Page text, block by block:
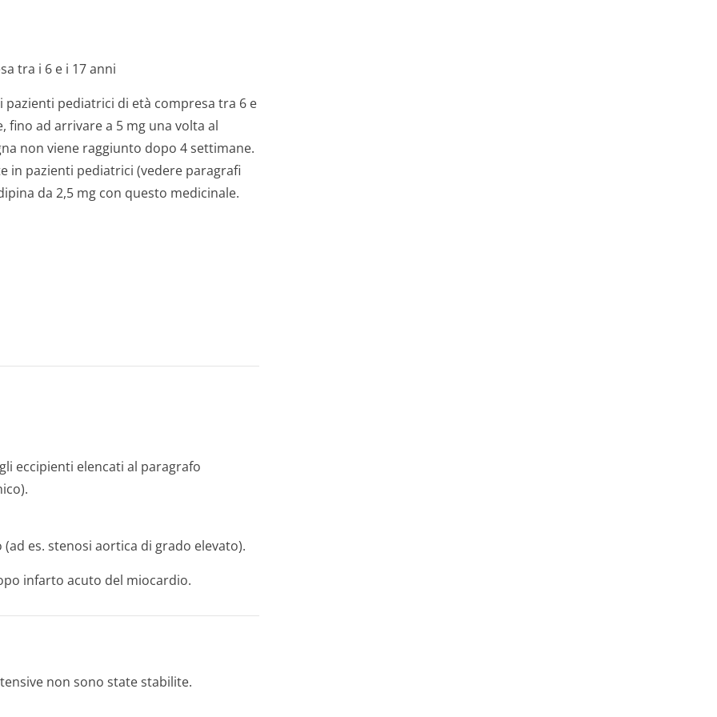
tra i 6 e i 17 anni
pediatrici di età compresa tra 6 e
fino ad arrivare a 5 mg una volta al
non viene raggiunto dopo 4 settimane.
in pazienti pediatrici (vedere paragrafi
da 2,5 mg con questo medicinale.
eccipienti elencati al paragrafo
es. stenosi aortica di grado elevato).
infarto acuto del miocardio.
non sono state stabilite.